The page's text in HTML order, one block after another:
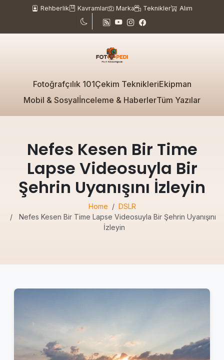
Rehberlik Kavramlar Marka Teknikler Alım
Fotoğrafçılık 101Çekim TeknikleriEkipman
Mobil & Sosyalİnceleme & HaberlerTüm Yazılar
Nefes Kesen Bir Time
Lapse Videosuyla Bir
Şehrin Uyanışını İzleyin
Home
DSLR
Nefes Kesen Bir Time Lapse Videosuyla Bir Şehrin Uyanışını
İzleyin